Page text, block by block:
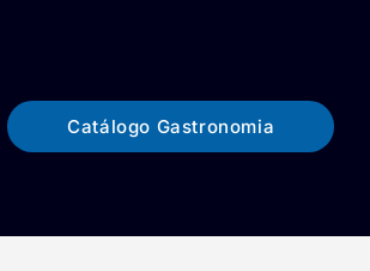
Catálogo Gastronomia